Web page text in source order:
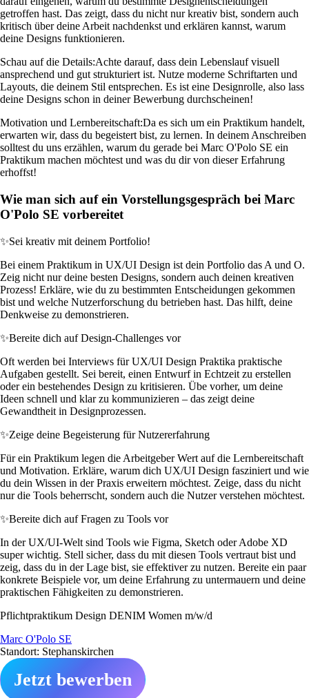
getroffen hast. Das zeigt, dass du nicht nur kreativ bist, sondern auch
kritisch über deine Arbeit nachdenkst und erklären kannst, warum
deine Designs funktionieren.
Schau auf die Details:Achte darauf, dass dein Lebenslauf visuell
ansprechend und gut strukturiert ist. Nutze moderne Schriftarten und
Layouts, die deinem Stil entsprechen. Es ist eine Designrolle, also lass
deine Designs schon in deiner Bewerbung durchscheinen!
Motivation und Lernbereitschaft:Da es sich um ein Praktikum handelt,
erwarten wir, dass du begeistert bist, zu lernen. In deinem Anschreiben
solltest du uns erzählen, warum du gerade bei Marc O'Polo SE ein
Praktikum machen möchtest und was du dir von dieser Erfahrung
erhoffst!
Wie man sich auf ein Vorstellungsgespräch bei Marc
O'Polo SE vorbereitet
✨Sei kreativ mit deinem Portfolio!
Bei einem Praktikum in UX/UI Design ist dein Portfolio das A und O.
Zeig nicht nur deine besten Designs, sondern auch deinen kreativen
Prozess! Erkläre, wie du zu bestimmten Entscheidungen gekommen
bist und welche Nutzerforschung du betrieben hast. Das hilft, deine
Denkweise zu demonstrieren.
✨Bereite dich auf Design-Challenges vor
Oft werden bei Interviews für UX/UI Design Praktika praktische
Aufgaben gestellt. Sei bereit, einen Entwurf in Echtzeit zu erstellen
oder ein bestehendes Design zu kritisieren. Übe vorher, um deine
Ideen schnell und klar zu kommunizieren – das zeigt deine
Gewandtheit in Designprozessen.
✨Zeige deine Begeisterung für Nutzererfahrung
Für ein Praktikum legen die Arbeitgeber Wert auf die Lernbereitschaft
und Motivation. Erkläre, warum dich UX/UI Design fasziniert und wie
du dein Wissen in der Praxis erweitern möchtest. Zeige, dass du nicht
nur die Tools beherrscht, sondern auch die Nutzer verstehen möchtest.
✨Bereite dich auf Fragen zu Tools vor
In der UX/UI-Welt sind Tools wie Figma, Sketch oder Adobe XD
super wichtig. Stell sicher, dass du mit diesen Tools vertraut bist und
zeig, dass du in der Lage bist, sie effektiver zu nutzen. Bereite ein paar
konkrete Beispiele vor, um deine Erfahrung zu untermauern und deine
praktischen Fähigkeiten zu demonstrieren.
Pflichtpraktikum Design DENIM Women m/w/d
Marc O'Polo SE
Standort: Stephanskirchen
Jetzt bewerben